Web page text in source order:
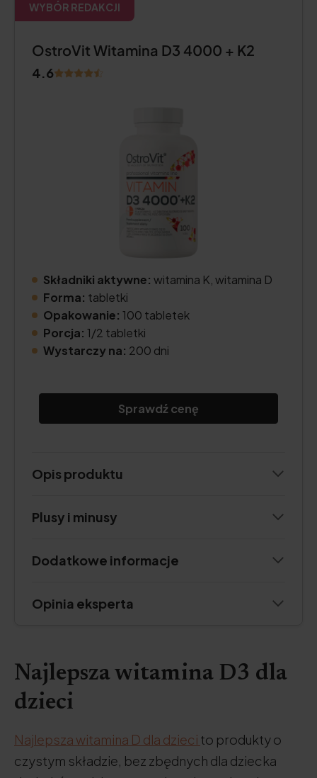
WYBÓR REDAKCJI
OstroVit Witamina D3 4000 + K2
4.6
Składniki aktywne: witamina K, witamina D
Forma: tabletki
Opakowanie: 100 tabletek
Porcja: 1/2 tabletki
Wystarczy na: 200 dni
Sprawdź cenę
Opis produktu
Plusy i minusy
Dodatkowe informacje
Opinia eksperta
Najlepsza witamina D3 dla
dzieci
Najlepsza witamina D dla dzieci to produkty o
czystym składzie, bez zbędnych dla dziecka